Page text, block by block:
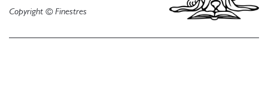
Copyright © Finestres